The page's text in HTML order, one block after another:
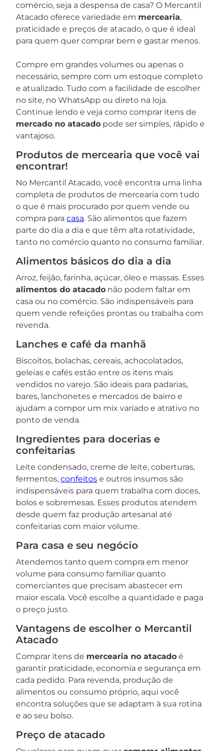
comércio, seja a despensa de casa? O Mercantil
Atacado oferece variedade em mercearia,
praticidade e preços de atacado, o que é ideal
para quem quer comprar bem e gastar menos.
Compre em grandes volumes ou apenas o
necessário, sempre com um estoque completo
e atualizado. Tudo com a facilidade de escolher
no site, no WhatsApp ou direto na loja.
Continue lendo e veja como comprar itens de
mercado no atacado pode ser simples, rápido e
vantajoso.
Produtos de mercearia que você vai
encontrar!
No Mercantil Atacado, você encontra uma linha
completa de produtos de mercearia com tudo
o que é mais procurado por quem vende ou
compra para casa. São alimentos que fazem
parte do dia a dia e que têm alta rotatividade,
tanto no comércio quanto no consumo familiar.
Alimentos básicos do dia a dia
Arroz, feijão, farinha, açúcar, óleo e massas. Esses
alimentos do atacado não podem faltar em
casa ou no comércio. São indispensáveis para
quem vende refeições prontas ou trabalha com
revenda.
Lanches e café da manhã
Biscoitos, bolachas, cereais, achocolatados,
geleias e cafés estão entre os itens mais
vendidos no varejo. São ideais para padarias,
bares, lanchonetes e mercados de bairro e
ajudam a compor um mix variado e atrativo no
ponto de venda.
Ingredientes para docerias e
confeitarias
Leite condensado, creme de leite, coberturas,
fermentos, confeitos e outros insumos são
indispensáveis para quem trabalha com doces,
bolos e sobremesas. Esses produtos atendem
desde quem faz produção artesanal até
confeitarias com maior volume.
Para casa e seu negócio
Atendemos tanto quem compra em menor
volume para consumo familiar quanto
comerciantes que precisam abastecer em
maior escala. Você escolhe a quantidade e paga
o preço justo.
Vantagens de escolher o Mercantil
Atacado
Comprar itens de mercearia no atacado é
garantir praticidade, economia e segurança em
cada pedido. Para revenda, produção de
alimentos ou consumo próprio, aqui você
encontra soluções que se adaptam à sua rotina
e ao seu bolso.
Preço de atacado